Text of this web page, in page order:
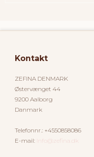
Kontakt
ZEFINA DENMARK
Østervænget 44
9200 Aalborg
Danmark
Telefonnr.: +4550858086
E-mail: Info@zefina.dk